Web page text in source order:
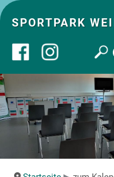
SPORTPARK
Über uns
Startseite
Angebote